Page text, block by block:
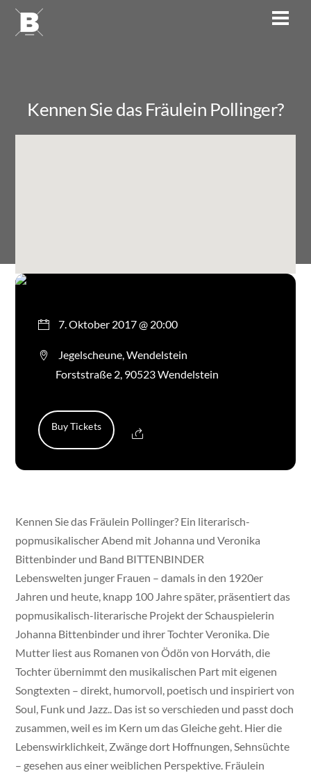
Skip
Kennen Sie das Fräulein Pollinger?
7. Oktober 2017 @ 20:00
Jegelscheune, Wendelstein
Forststraße 2, 90523 Wendelstein
Buy Tickets
Kennen Sie das Fräulein Pollinger? Ein literarisch-
popmusikalischer Abend mit Johanna und Veronika
Bittenbinder und Band BITTENBINDER
Lebenswelten junger Frauen – damals in den 1920er
Jahren und heute, knapp 100 Jahre später, präsentiert das
popmusikalisch-literarische Projekt der Schauspielerin
Johanna Bittenbinder und ihrer Tochter Veronika. Die
Mutter liest aus Romanen von Ödön von Horváth, die
Tochter übernimmt den musikalischen Part mit eigenen
Songtexten – direkt, humorvoll, poetisch und inspiriert von
Soul, Funk und Jazz.. Das ist so verschieden und passt doch
zusammen, weil es im Kern um das Gleiche geht. Hier die
Lebenswirklichkeit, Zwänge dort Hoffnungen, Sehnsüchte
– gesehen aus einer weiblichen Perspektive. Fräulein